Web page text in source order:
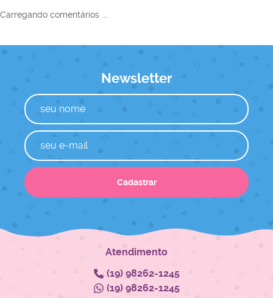
Carregando comentários ...
Newsletter
Cadastrar
Atendimento
(19)98262-1245
(19)98262-1245